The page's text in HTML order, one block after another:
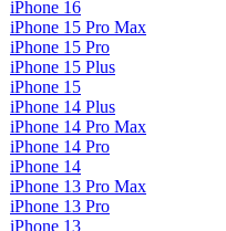
iPhone 16
iPhone 15 Pro Max
iPhone 15 Pro
iPhone 15 Plus
iPhone 15
iPhone 14 Plus
iPhone 14 Pro Max
iPhone 14 Pro
iPhone 14
iPhone 13 Pro Max
iPhone 13 Pro
iPhone 13